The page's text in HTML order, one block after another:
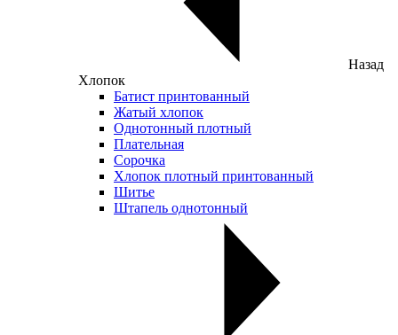
Назад
Хлопок
Батист принтованный
Жатый хлопок
Однотонный плотный
Плательная
Сорочка
Хлопок плотный принтованный
Шитье
Штапель однотонный